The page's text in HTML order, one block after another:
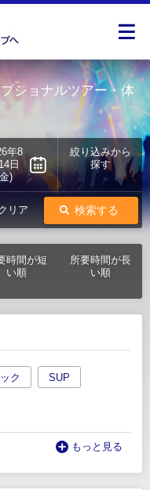
ショナルツアー・体
年8
日
)
絞り込みから
探す
検索する
リア
時間が短
い順
所要時間が長
い順
ク SUP
もっと見る